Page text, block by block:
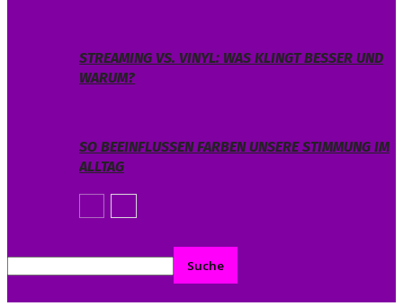
STREAMING VS. VINYL: WAS KLINGT BESSER UND
WARUM?
SO BEEINFLUSSEN FARBEN UNSERE STIMMUNG IM
ALLTAG